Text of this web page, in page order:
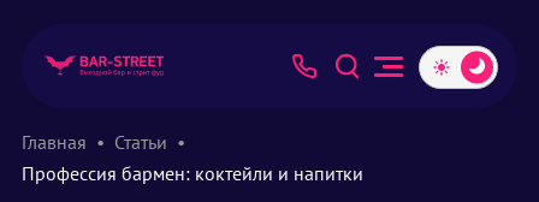
Главная
Статьи
Профессия бармен: коктейли и напитки